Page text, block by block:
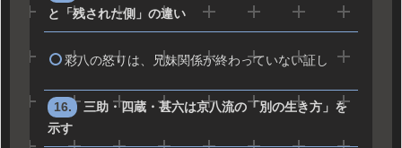
と「残された側」の違い
彩八の怒りは、兄妹関係が終わっていない証し
三助・四蔵・甚六は京八流の「別の生き方」を
示す